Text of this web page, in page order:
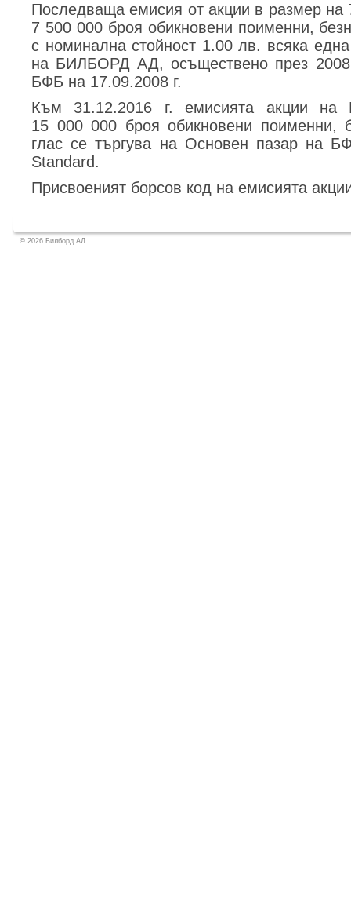
Последваща емисия от акции в размер на
7 500 000 броя обикновени поименни,
с номинална стойност 1.00 лв. всяка
на БИЛБОРД АД, осъществено през 2008
БФБ на 17.09.2008 г.
Към 31.12.2016 г. емисията акции
15 000 000 броя обикновени поименни,
глас се търгува на Основен пазар на
Standard.
Присвоеният борсов код на емисията
© 2026 Билборд АД